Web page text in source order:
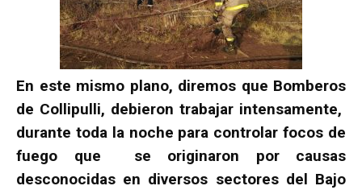
En este mismo plano, diremos que Bomberos
de Collipulli, debieron trabajar intensamente,
durante toda la noche para controlar focos de
fuego que se originaron por causas
desconocidas en diversos sectores del Bajo